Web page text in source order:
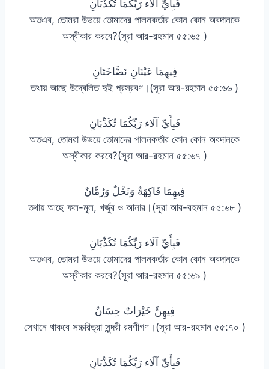
فَبِأَيِّ آلَاء رَبِّكُمَا تُكَذِّبَانِ
অতএব, তোমরা উভয়ে তোমাদের পালনকর্তার কোন কোন অবদানকে
অস্বীকার করবে?(সূরা আর-রহমান ৫৫:৬৫ )
فِيهِمَا عَيْنَانِ نَضَّاخَتَانِ
তথায় আছে উদ্বেলিত দুই প্রস্রবণ।(সূরা আর-রহমান ৫৫:৬৬ )
فَبِأَيِّ آلَاء رَبِّكُمَا تُكَذِّبَانِ
অতএব, তোমরা উভয়ে তোমাদের পালনকর্তার কোন কোন অবদানকে
অস্বীকার করবে?(সূরা আর-রহমান ৫৫:৬৭ )
فِيهِمَا فَاكِهَةٌ وَنَخْلٌ وَرُمَّانٌ
তথায় আছে ফল-মূল, খর্জুর ও আনার।(সূরা আর-রহমান ৫৫:৬৮ )
فَبِأَيِّ آلَاء رَبِّكُمَا تُكَذِّبَانِ
অতএব, তোমরা উভয়ে তোমাদের পালনকর্তার কোন কোন অবদানকে
অস্বীকার করবে?(সূরা আর-রহমান ৫৫:৬৯ )
فِيهِنَّ خَيْرَاتٌ حِسَانٌ
সেখানে থাকবে সচ্চরিত্রা সুন্দরী রমণীগণ।(সূরা আর-রহমান ৫৫:৭০ )
فَبِأَيِّ آلَاء رَبِّكُمَا تُكَذِّبَانِ